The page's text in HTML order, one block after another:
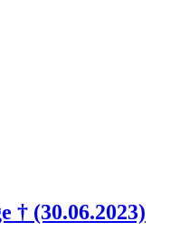
† (30.06.2023)